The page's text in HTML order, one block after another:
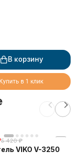
В корзину
Купить в 1 клик
5 420 ₽
VIKO V-3250